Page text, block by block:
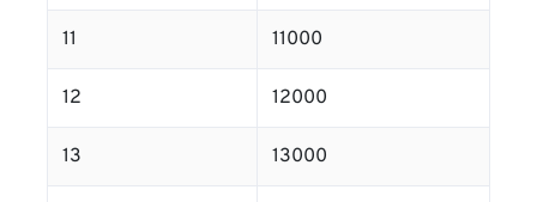
11 11000
12 12000
13 13000